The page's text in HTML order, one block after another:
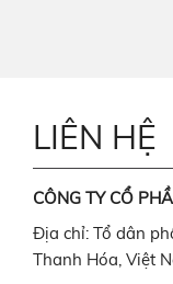
LIÊN HỆ
CÔNG TY CỔ
Địa chỉ: Tổ dân
Thanh Hóa, Việt